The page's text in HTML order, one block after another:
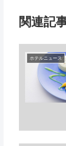
関連記
ホテルニュース